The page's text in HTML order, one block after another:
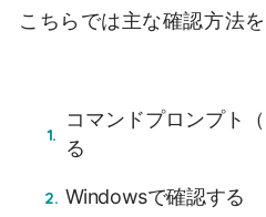
こちらでは主な確認方法
コマンドプロンプト
る
Windowsで確認する